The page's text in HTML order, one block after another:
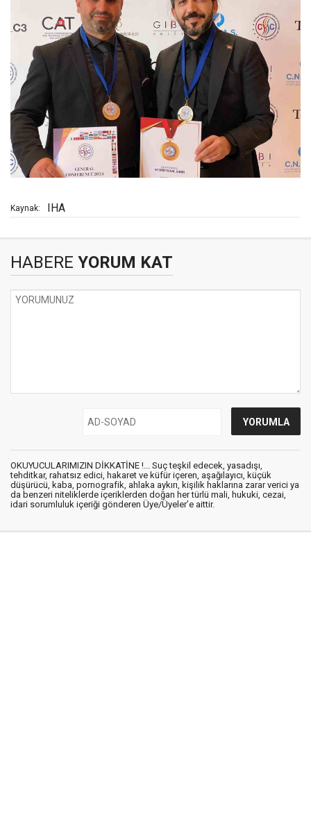
Kaynak: IHA
HABERE YORUM KAT
OKUYUCULARIMIZIN DİKKATİNE !... Suç teşkil edecek, yasadışı,
tehditkar, rahatsız edici, hakaret ve küfür içeren, aşağılayıcı, küçük
düşürücü, kaba, pornografik, ahlaka aykırı, kişilik haklarına zarar verici ya
da benzeri niteliklerde içeriklerden doğan her türlü mali, hukuki, cezai,
idari sorumluluk içeriği gönderen Üye/Üyeler’e aittir.